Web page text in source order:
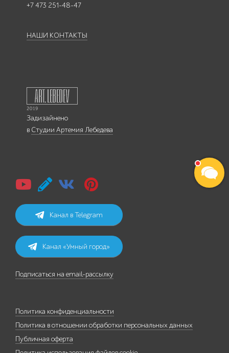
+7 473 251-48-47
НАШИ КОНТАКТЫ
Задизайнено
в Студии Артемия Лебедева
Канал в Telegram
Канал «Умный город»
Подписаться на email-рассылку
Политика конфиденциальности
Политика в отношении обработки персональных данных
Публичная оферта